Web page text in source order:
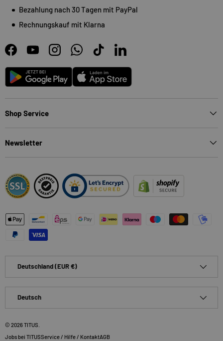
Bezahlung nach 30 Tagen mit PayPal
Rechnungskauf mit Klarna
FacebookYouTubeInstagramWhatsAppTikTokLinkedIn
Android App Store
Shop Service
Newsletter
Zahlungsmethoden
Deutschland (EUR €)
Deutsch
© 2026TITUS
Jobs bei TITUSService / Hilfe / KontaktAGB